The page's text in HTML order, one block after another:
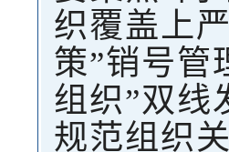
织覆盖上
策”销号管
组织”双线
规范组织